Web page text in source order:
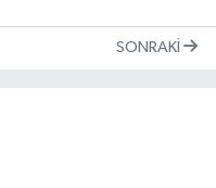
SONRAKI